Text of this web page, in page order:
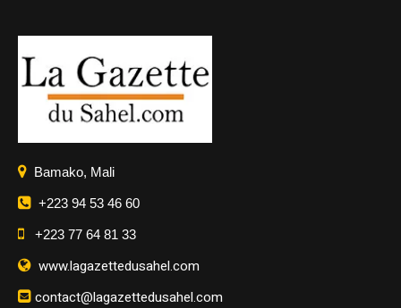
Bamako, Mali
+223 94 53 46 60
+223 77 64 81 33
www.lagazettedusahel.com
contact@lagazettedusahel.com